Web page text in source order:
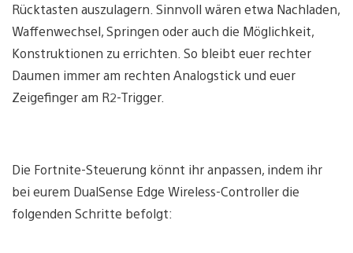
Rücktasten auszulagern. Sinnvoll wären etwa Nachladen,
Waffenwechsel, Springen oder auch die Möglichkeit,
Konstruktionen zu errichten. So bleibt euer rechter
Daumen immer am rechten Analogstick und euer
Zeigefinger am R2-Trigger.
Die Fortnite-Steuerung könnt ihr anpassen, indem ihr
bei eurem DualSense Edge Wireless-Controller die
folgenden Schritte befolgt: